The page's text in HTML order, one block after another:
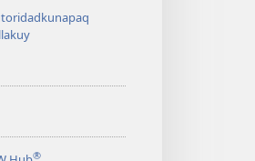
®